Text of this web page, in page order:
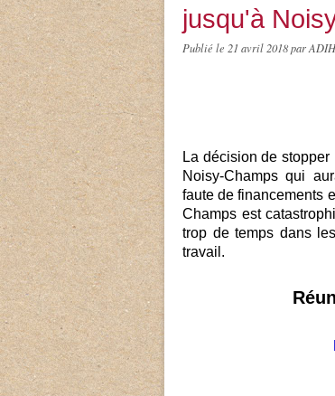
jusqu'à
Publié le 21 avril 2018par
La décision de
Noisy-Champs qui
faute de financements
Champs est
trop de temps dans
travail.